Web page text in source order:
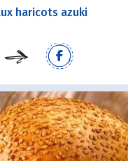
haricots azuki